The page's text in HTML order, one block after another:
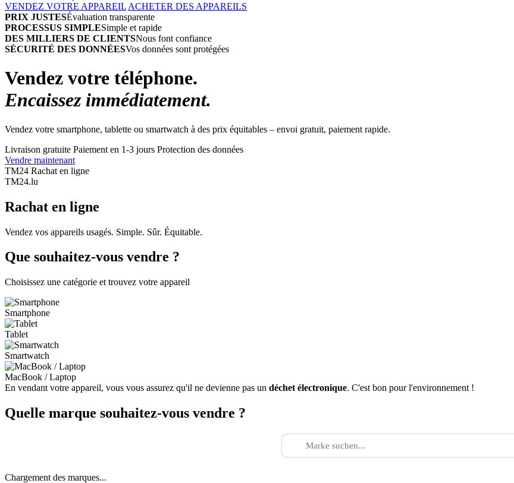
VENDEZ VOTRE APPAREIL ACHETER DES APPAREILS
PRIX JUSTESÉvaluation transparente
PROCESSUS SIMPLESimple et rapide
DES MILLIERS DE CLIENTSNous font confiance
SÉCURITÉ DES DONNÉESVos données sont protégées
Vendez votre téléphone.
Encaissez immédiatement.
Vendez votre smartphone, tablette ou smartwatch à des prix équitables – envoi gratuit, paiement rapide.
Livraison gratuite Paiement en 1-3 jours Protection des données
Vendre maintenant
TM24 Rachat en ligne
TM24.lu
Rachat en ligne
Vendez vos appareils usagés. Simple. Sûr. Équitable.
Que souhaitez-vous vendre ?
Choisissez une catégorie et trouvez votre appareil
Smartphone
Tablet
Smartwatch
MacBook / Laptop
En vendant votre appareil, vous vous assurez qu'il ne devienne pas un déchet électronique. C'est bon pour l'environnement !
Quelle marque souhaitez-vous vendre ?
Chargement des marques...